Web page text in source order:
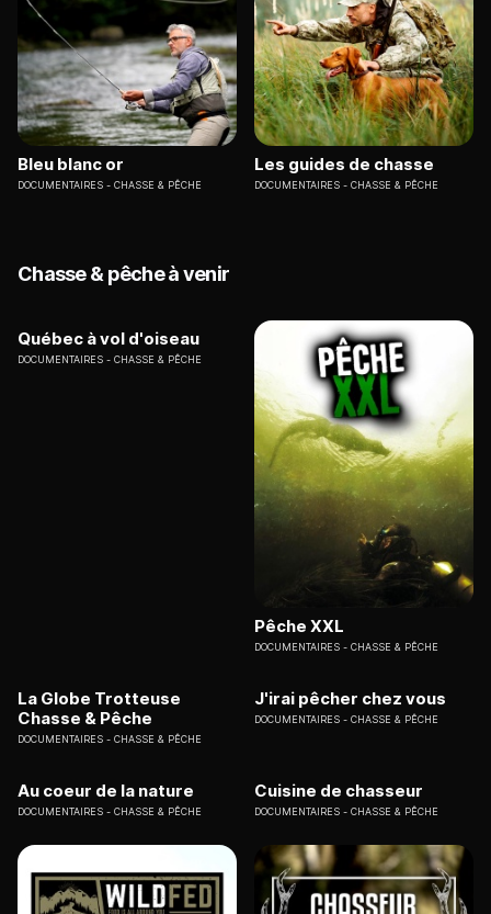
Bleu blanc or
DOCUMENTAIRES CHASSE & PÊCHE
Les guides de chasse
DOCUMENTAIRES CHASSE & PÊCHE
Chasse & pêche à venir
Québec à vol d'oiseau
DOCUMENTAIRES CHASSE & PÊCHE
Pêche XXL
DOCUMENTAIRES CHASSE & PÊCHE
La Globe Trotteuse
Chasse & Pêche
DOCUMENTAIRES CHASSE & PÊCHE
J'irai pêcher chez vous
DOCUMENTAIRES CHASSE & PÊCHE
Au coeur de la nature
DOCUMENTAIRES CHASSE & PÊCHE
Cuisine de chasseur
DOCUMENTAIRES CHASSE & PÊCHE